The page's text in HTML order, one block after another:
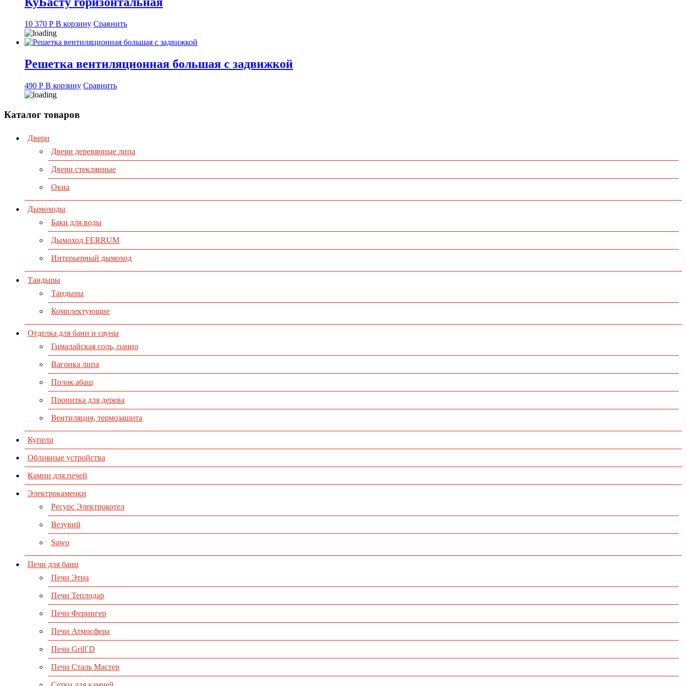
10 370 Р В корзину Сравнить
Решетка вентиляционная большая с задвижкой
490 Р В корзину Сравнить
Каталог товаров
Двери
Двери деревянные липа
Двери стеклянные
Окна
Дымоходы
Баки для воды
Дымоход FERRUM
Интерьерный дымоход
Тандыры
Тандыры
Комплектующие
Отделка для бани и сауны
Гималайская соль, панно
Вагонка липа
Полок абаш
Пропитка для дерева
Вентиляция, термозащита
Купели
Обливные устройства
Камни для печей
Электрокаменки
Ресурс Электрокотел
Везувий
Sawo
Печи для бани
Печи Этна
Печи Теплодар
Печи Ферингер
Печи Атмосфера
Печи Grill`D
Печи Сталь Мастер